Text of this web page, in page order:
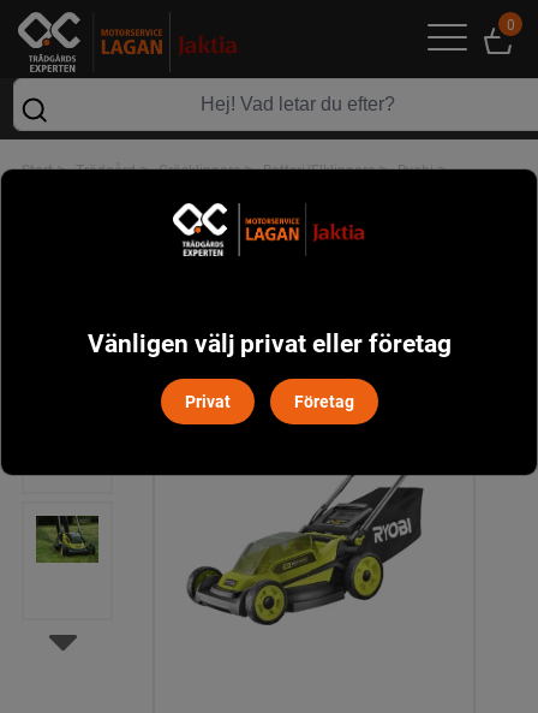
0
Start> Trädgård> Gräsklippare> Batteri/Elklippare> Ryobi>
Vänligen välj privat eller företag
Privat Företag